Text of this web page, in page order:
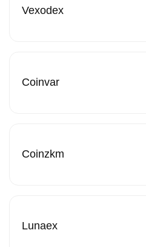
Vexodex
Coinvar
Coinzkm
Lunaex